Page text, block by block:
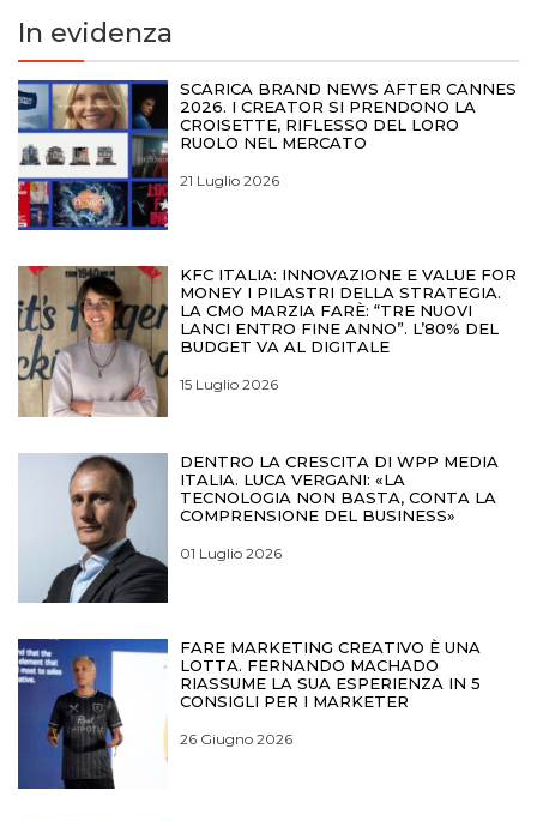
In evidenza
SCARICA BRAND NEWS AFTER CANNES
2026. I CREATOR SI PRENDONO LA
CROISETTE, RIFLESSO DEL LORO
RUOLO NEL MERCATO
21 Luglio 2026
KFC ITALIA: INNOVAZIONE E VALUE FOR
MONEY I PILASTRI DELLA STRATEGIA.
LA CMO MARZIA FARÈ: “TRE NUOVI
LANCI ENTRO FINE ANNO”. L’80% DEL
BUDGET VA AL DIGITALE
15 Luglio 2026
DENTRO LA CRESCITA DI WPP MEDIA
ITALIA. LUCA VERGANI: «LA
TECNOLOGIA NON BASTA, CONTA LA
COMPRENSIONE DEL BUSINESS»
01 Luglio 2026
FARE MARKETING CREATIVO È UNA
LOTTA. FERNANDO MACHADO
RIASSUME LA SUA ESPERIENZA IN 5
CONSIGLI PER I MARKETER
26 Giugno 2026